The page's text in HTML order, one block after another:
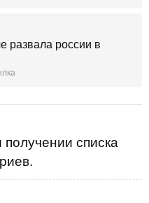
развала россии в
списка